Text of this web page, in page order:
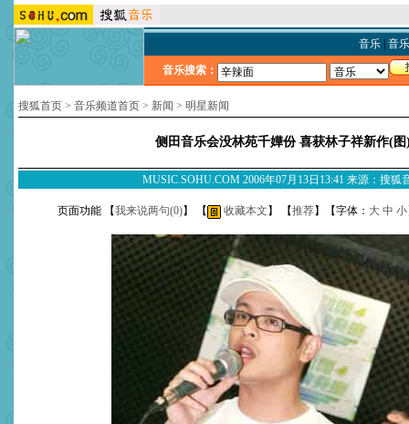
音乐| 音
音乐搜索：
搜狐首页 > 音乐频道首页 > 新闻 > 明星新闻
侧田音乐会没林苑千嬅份 喜获林子祥新作(图
MUSIC.SOHU.COM 2006年07月13日13:41 来源：搜狐
页面功能 【我来说两句(0)】 【 收藏本文 】 【推荐】【字体： 大 中 小